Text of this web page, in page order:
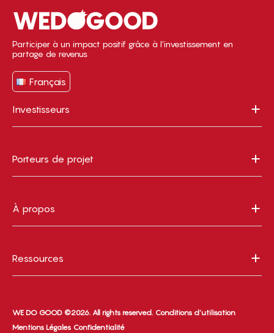
Participer à un impact positif grâce à l’investissement en
partage de revenus
Français
Investisseurs
Porteurs de projet
À propos
Ressources
WE DO GOOD ©2026. All rights reserved. Conditions d’utilisation
Mentions Légales Confidentialité